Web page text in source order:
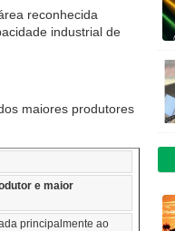
área reconhecida
industrial de
maiores produtores
e maior
principalmente ao